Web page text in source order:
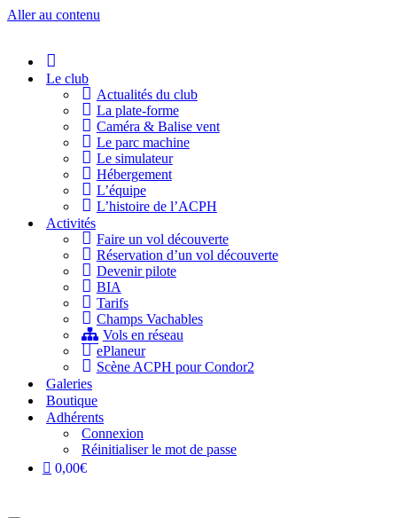
Aller au contenu
Le club
Actualités du club
La plate-forme
Caméra & Balise vent
Le parc machine
Le simulateur
Hébergement
L’équipe
L’histoire de l’ACPH
Activités
Faire un vol découverte
Réservation d’un vol découverte
Devenir pilote
BIA
Tarifs
Champs Vachables
Vols en réseau
ePlaneur
Scène ACPH pour Condor2
Galeries
Boutique
Adhérents
Connexion
Réinitialiser le mot de passe
0,00€